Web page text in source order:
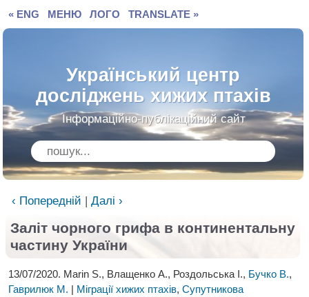
« ENG МЕНЮ ЛОГО TRANSLATE »
Український центр
досліджень хижих птахів
Інформаційно-публікаційний сайт
‹ Попередній | Далі ›
Заліт чорного грифа в континентальну
частину України
13/07/2020. Marin S., Влащенко А., Роздольська І., Бучко В.,
Гаврилюк М. | Міграції хижих птахів, Супутникова